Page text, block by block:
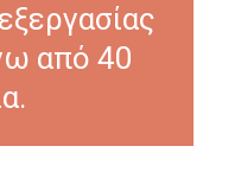
από 40